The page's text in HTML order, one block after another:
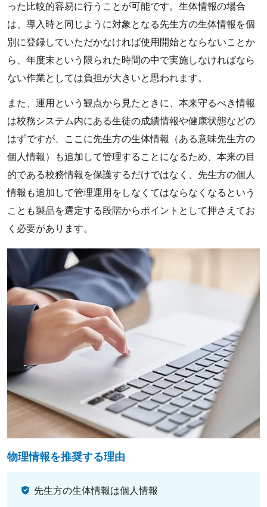
った比較的容易に行うことが可能です。生体情報の場合
は、導入時と同じように対象となる先生方の生体情報を個
別に登録していただかなければ使用開始とならないことか
ら、年度末という限られた時間の中で実施しなければなら
ない作業としては負担が大きいと思われます。
また、運用という観点から見たときに、本来守るべき情報
は校務システム内にある生徒の成績情報や健康状態などの
はずですが、ここに先生方の生体情報（ある意味先生方の
個人情報）も追加して管理することになるため、本来の目
的である校務情報を保護するだけではなく、先生方の個人
情報も追加して管理運用をしなくてはならなくなるという
ことも製品を選定する段階からポイントとして押さえてお
く必要があります。
物理情報を推奨する理由
先生方の生体情報は個人情報